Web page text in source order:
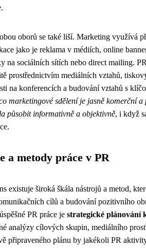
oborů se také liší. Marketing využívá
jako je reklama v médiích, online
na sociálních sítích nebo direct mailing.
prostřednictvím mediálních vztahů,
na konferencích a budování vztahů s
marketingové sdělení je jasně komerční a
působit informativně a objektivně, i když
a metody práce v PR
existuje široká škála nástrojů a metod,
cílů a budování pozitivního
PR práce je strategické plánování
analýzy cílových skupin, mediálního
připraveného plánu by jakékoli PR